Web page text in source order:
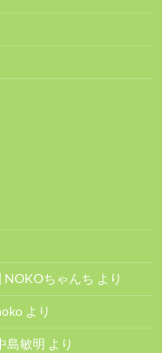
NOKOちゃんち より
より
島敏明 より